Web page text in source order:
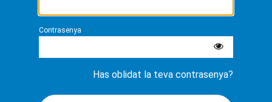
Contrasenya
Has oblidat la teva contrasenya?